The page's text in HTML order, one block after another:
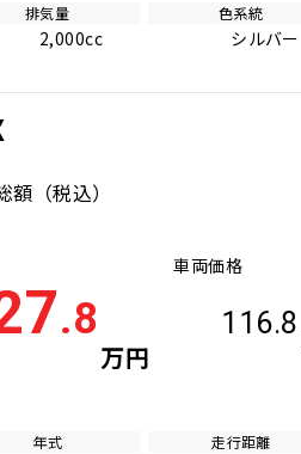
排気量
2,000cc
色系統
シルバー
額 （税込）
.8
万円
車両価格
116.8
年式 走行距離